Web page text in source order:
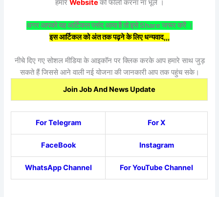
हमारे Website को फॉलो करना ना भूलें ।
अगर आपको यह आर्टिकल पसंद आया है तो इसे Share जरूर करें ।
इस आर्टिकल को अंत तक पढ़ने के लिए धन्यवाद,,,
नीचे दिए गए सोशल मीडिया के आइकॉन पर क्लिक करके आप हमारे साथ जुड़
सकते हैं जिससे आने वाली नई योजना की जानकारी आप तक पहुंच सके।
Join Job And News Update
For Telegram For X
FaceBook Instagram
WhatsApp Channel For YouTube Channel